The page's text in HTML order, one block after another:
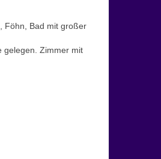
Föhn, Bad mit großer
gelegen. Zimmer mit